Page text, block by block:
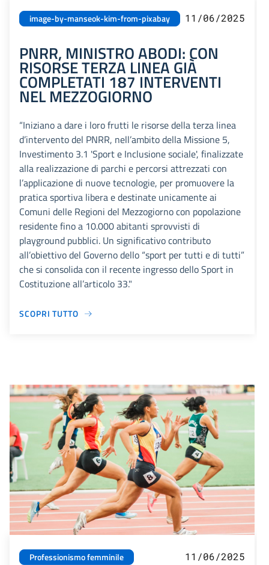
image-by-manseok-kim-from-pixabay 11/06/2025
PNRR, MINISTRO ABODI: CON
RISORSE TERZA LINEA GIÀ
COMPLETATI 187 INTERVENTI
NEL MEZZOGIORNO
“Iniziano a dare i loro frutti le risorse della terza linea
d’intervento del PNRR, nell’ambito della Missione 5,
Investimento 3.1 'Sport e Inclusione sociale', finalizzate
alla realizzazione di parchi e percorsi attrezzati con
l’applicazione di nuove tecnologie, per promuovere la
pratica sportiva libera e destinate unicamente ai
Comuni delle Regioni del Mezzogiorno con popolazione
residente fino a 10.000 abitanti sprovvisti di
playground pubblici. Un significativo contributo
all’obiettivo del Governo dello “sport per tutti e di tutti”
che si consolida con il recente ingresso dello Sport in
Costituzione all’articolo 33."
SCOPRI TUTTO
Professionismo femminile
11/06/2025